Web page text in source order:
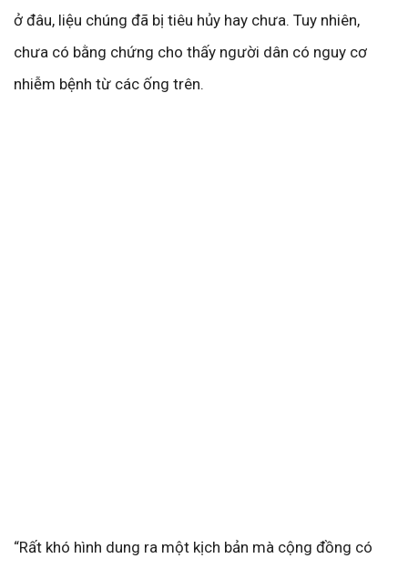
ở đâu, liệu chúng đã bị tiêu hủy hay chưa. Tuy nhiên,
chưa có bằng chứng cho thấy người dân có nguy cơ
nhiễm bệnh từ các ống trên.
“Rất khó hình dung ra một kịch bản mà cộng đồng có